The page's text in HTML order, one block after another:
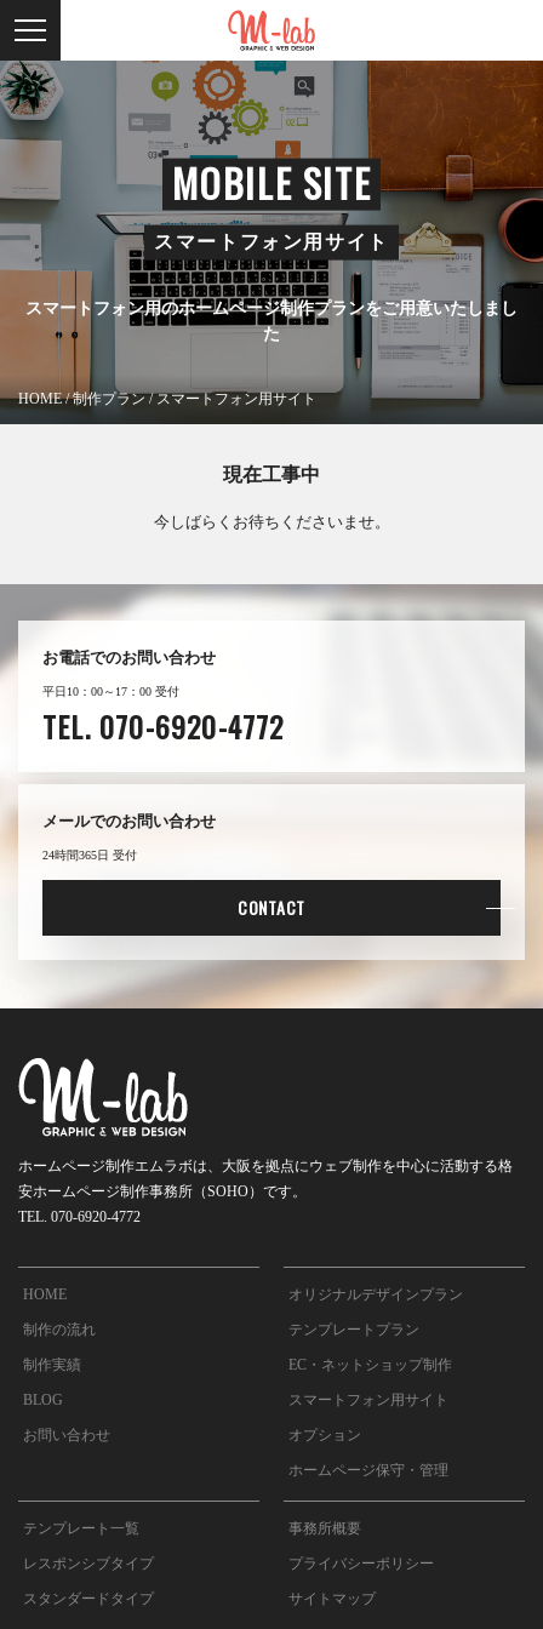
MOBILE SITE
スマートフォン用サイト
スマートフォン用のホームページ制作プランをご用意いたしまし
た
HOME/制作プラン/スマートフォン用サイト
現在工事中
今しばらくお待ちくださいませ。
お電話でのお問い合わせ
平日10：00～17：00 受付
TEL. 070-6920-4772
メールでのお問い合わせ
24時間365日 受付
CONTACT
ホームページ制作エムラボは、大阪を拠点にウェブ制作を中心に活動する格
安ホームページ制作事務所（SOHO）です。
TEL. 070-6920-4772
HOME
制作の流れ
制作実績
BLOG
お問い合わせ
オリジナルデザインプラン
テンプレートプラン
EC・ネットショップ制作
スマートフォン用サイト
オプション
ホームページ保守・管理
テンプレート一覧
レスポンシブタイプ
スタンダードタイプ
事務所概要
プライバシーポリシー
サイトマップ